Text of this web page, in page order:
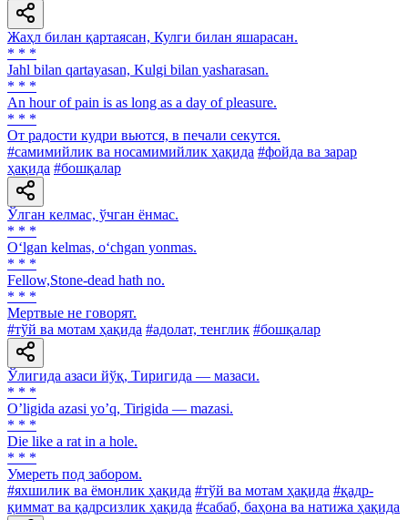
Жаҳл билан қартаясан, Кулги билан яшарасан.
* * *
Jahl bilan qartayasan, Kulgi bilan yasharasan.
* * *
An hour of pain is as long as a day of pleasure.
* * *
От радости кудри вьются, в печали секутся.
#самимийлик ва носамимийлик ҳақида #фойда ва зарар
ҳақида #бошқалар
Ўлган келмас, ўчган ёнмас.
* * *
O‘lgan kelmas, o‘chgan yonmas.
* * *
Fellow,Stone-dead hath no.
* * *
Мертвые не говорят.
#тўй ва мотам ҳақида #адолат, тенглик #бошқалар
Ўлигида азаси йўқ, Тиригида — мазаси.
* * *
Oʼligida azasi yoʼq, Tirigida — mazasi.
* * *
Die like a rat in a hole.
* * *
Умереть под забором.
#яхшилик ва ёмонлик ҳақида #тўй ва мотам ҳақида #қадр-
қиммат ва қадрсизлик ҳақида #сабаб, баҳона ва натижа ҳақида